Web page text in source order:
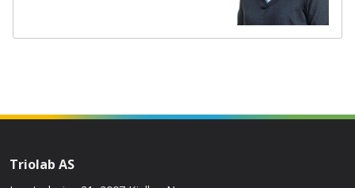
Triolab AS